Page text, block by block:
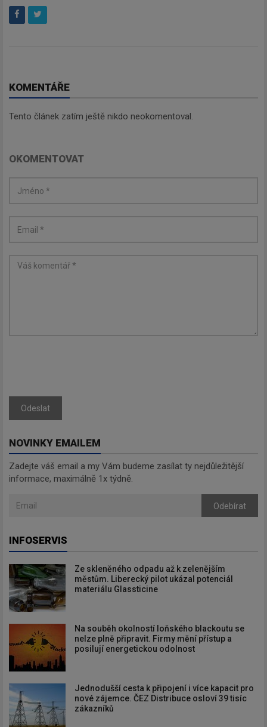
KOMENTÁŘE
Tento článek zatím ještě nikdo neokomentoval.
OKOMENTOVAT
Odeslat
NOVINKY EMAILEM
Zadejte váš email a my Vám budeme zasílat ty nejdůležitější
informace, maximálně 1x týdně.
Odebírat
INFOSERVIS
Ze skleněného odpadu až k zelenějším
městům. Liberecký pilot ukázal potenciál
materiálu Glassticine
Na souběh okolností loňského blackoutu se
nelze plně připravit. Firmy mění přístup a
posilují energetickou odolnost
Jednodušší cesta k připojení i více kapacit pro
nové zájemce. ČEZ Distribuce osloví 39 tisíc
zákazníků